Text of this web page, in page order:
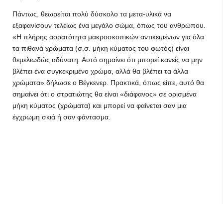
Πάντως, θεωρείται πολύ δύσκολο τα μετα-υλικά να
εξαφανίσουν τελείως ένα μεγάλο σώμα, όπως του ανθρώπου.
«Η πλήρης αορατότητα μακροσκοπικών αντικειμένων για όλα
τα πιθανά χρώματα (σ.σ. μήκη κύματος του φωτός) είναι
θεμελιωδώς αδύνατη. Αυτό σημαίνει ότι μπορεί κανείς να μην
βλέπει ένα συγκεκριμένο χρώμα, αλλά θα βλέπει τα άλλα
χρώματα» δήλωσε ο Βέγκενερ. Πρακτικά, όπως είπε, αυτό θα
σημαίνει ότι ο στρατιώτης θα είναι «διάφανος» σε ορισμένα
μήκη κύματος (χρώματα) και μπορεί να φαίνεται σαν μια
έγχρωμη σκιά ή σαν φάντασμα.